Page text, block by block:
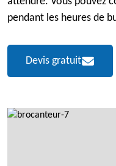
pendant les heures de
Devis gratuit